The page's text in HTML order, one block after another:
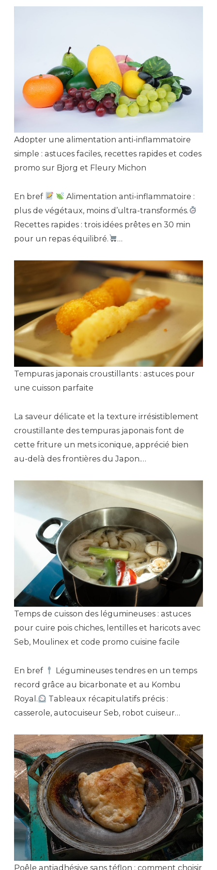
Adopter une alimentation anti-inflammatoire
simple : astuces faciles, recettes rapides et codes
promo sur Bjorg et Fleury Michon
En bref
Alimentation anti-inflammatoire :
plus de végétaux, moins d’ultra-transformés.
Recettes rapides : trois idées prêtes en 30 min
pour un repas équilibré.
…
Tempuras japonais croustillants : astuces pour
une cuisson parfaite
La saveur délicate et la texture irrésistiblement
croustillante des tempuras japonais font de
cette friture un mets iconique, apprécié bien
au-delà des frontières du Japon.…
Temps de cuisson des légumineuses : astuces
pour cuire pois chiches, lentilles et haricots avec
Seb, Moulinex et code promo cuisine facile
En bref
Légumineuses tendres en un temps
record grâce au bicarbonate et au Kombu
Royal.
Tableaux récapitulatifs précis :
casserole, autocuiseur Seb, robot cuiseur…
Poêle antiadhésive sans téflon : comment choisir